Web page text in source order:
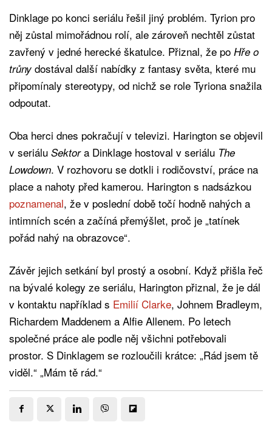
Dinklage po konci seriálu řešil jiný problém. Tyrion pro
něj zůstal mimořádnou rolí, ale zároveň nechtěl zůstat
zavřený v jedné herecké škatulce. Přiznal, že po Hře o
trůny dostával další nabídky z fantasy světa, které mu
připomínaly stereotypy, od nichž se role Tyriona snažila
odpoutat.
Oba herci dnes pokračují v televizi. Harington se objevil
v seriálu Sektora Dinklage hostoval v seriálu The
Lowdown. V rozhovoru se dotkli i rodičovství, práce na
place a nahoty před kamerou. Harington s nadsázkou
poznamenal, že v poslední době točí hodně nahých a
intimních scén a začíná přemýšlet, proč je „tatínek
pořád nahý na obrazovce“.
Závěr jejich setkání byl prostý a osobní. Když přišla řeč
na bývalé kolegy ze seriálu, Harington přiznal, že je dál
v kontaktu například s Emilií Clarke, Johnem Bradleym,
Richardem Maddenem a Alfie Allenem. Po letech
společné práce ale podle něj všichni potřebovali
prostor. S Dinklagem se rozloučili krátce: „Rád jsem tě
viděl.“ „Mám tě rád.“